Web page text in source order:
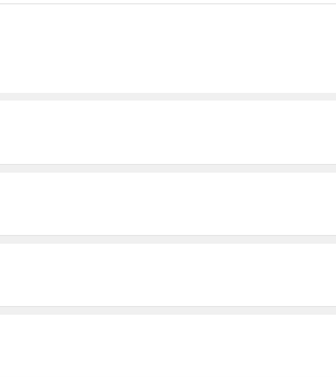
后()內，由企業將工資協議一式
后10日內，由企業將工資協議